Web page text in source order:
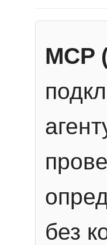
MCP
без